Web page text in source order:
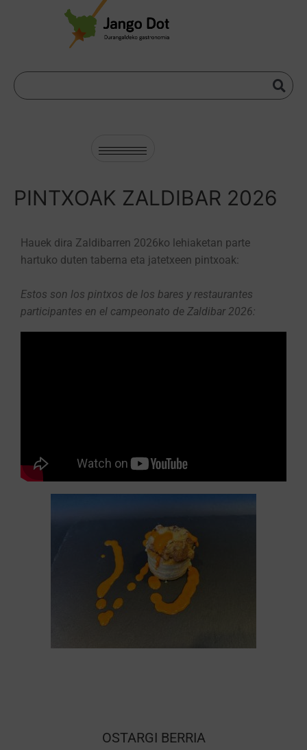
PINTXOAK ZALDIBAR 2026
Hauek dira Zaldibarren 2026ko lehiaketan parte
hartuko duten taberna eta jatetxeen pintxoak:
Estos son los pintxos de los bares y restaurantes
participantes en el campeonato de Zaldibar 2026:
OSTARGI BERRIA